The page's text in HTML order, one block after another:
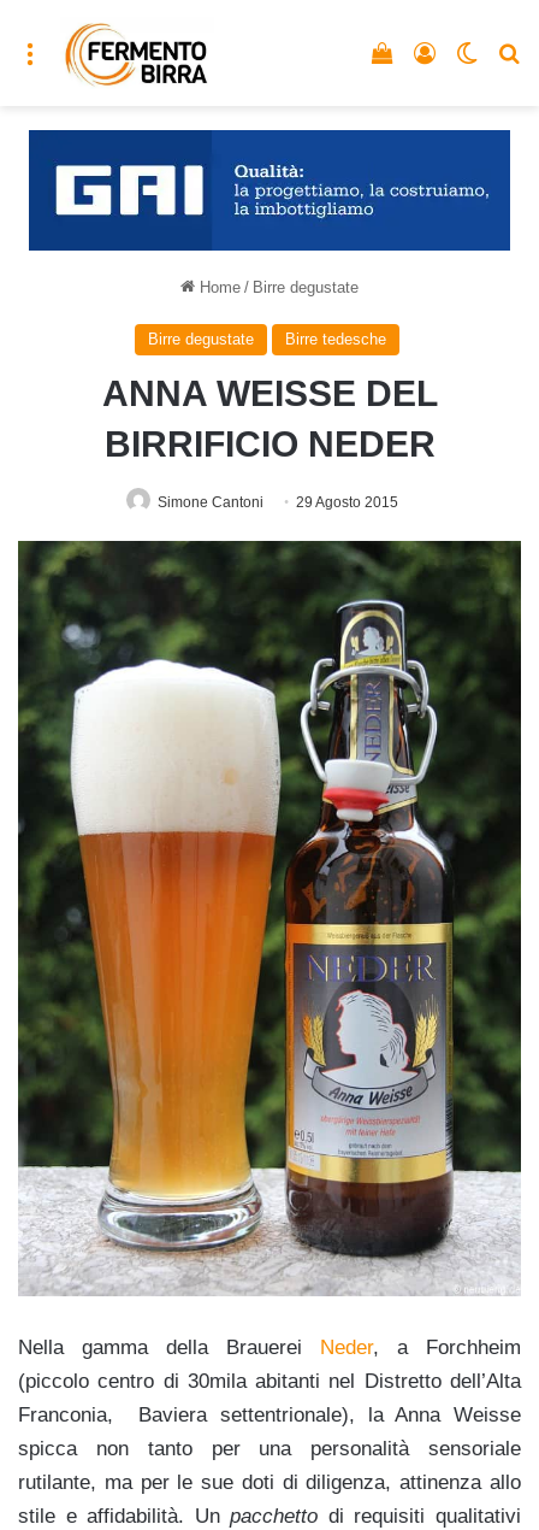
Menu Accedi
Vedi il carrello
Home / Birre degustate
Birre degustate Birre tedesche
ANNA WEISSE DEL
BIRRIFICIO NEDER
Simone Cantoni 29 Agosto 2015
Nella gamma della Brauerei Neder, a Forchheim
(piccolo centro di 30mila abitanti nel Distretto dell’Alta
Franconia, Baviera settentrionale), la Anna Weisse
spicca non tanto per una personalità sensoriale
rutilante, ma per le sue doti di diligenza, attinenza allo
stile e affidabilità. Unpacchetto di requisiti qualitativi